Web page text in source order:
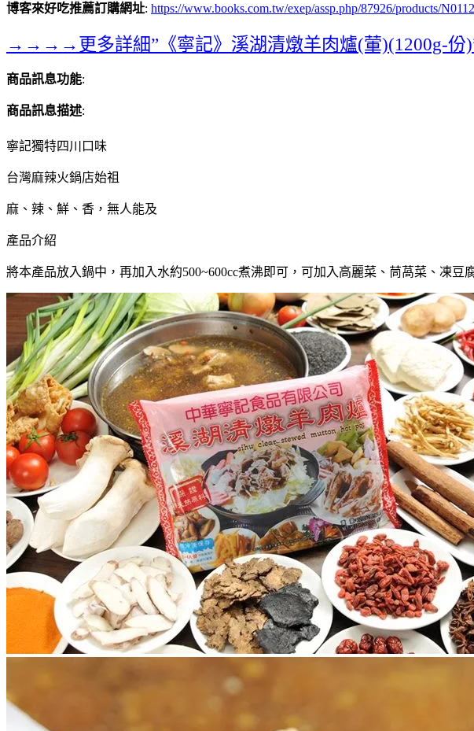
博客來好吃推薦訂購網址: https://www.books.com.tw/exep/assp.php/87926/products/
→→→→更多詳細”《寧記》溪湖清燉羊肉爐(葷)(1200g-份
商品訊息功能:
商品訊息描述:
寧記獨特四川口味
台灣麻辣火鍋店始祖
麻、辣、鮮、香，無人能及
產品介紹
將本產品放入鍋中，再加入水約500~600cc煮沸即可，可加入高麗菜、茼萵菜、凍豆